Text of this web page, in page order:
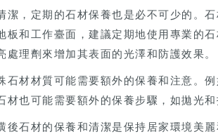
潔，定期的石材保養也是必不可少的。
板和工作臺面，建議定期地使用專業的
處理劑來增加其表面的光澤和防護效果。
石材材質可能需要額外的保養和注意。
材也可能需要額外的保養步驟，如拋光
後石材的保養和清潔是保持居家環境美